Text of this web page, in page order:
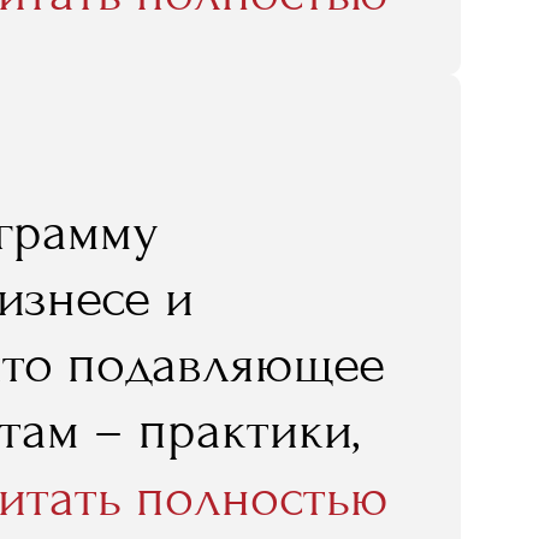
по скайпу
у нас
и
подавляющее
– практики,
книжкам, а
полностью